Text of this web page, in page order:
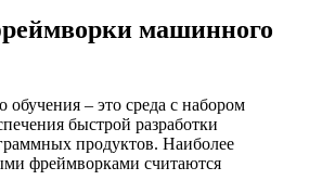
машинного
– это среда с набором
быстрой разработки
продуктов. Наиболее
фреймворками считаются